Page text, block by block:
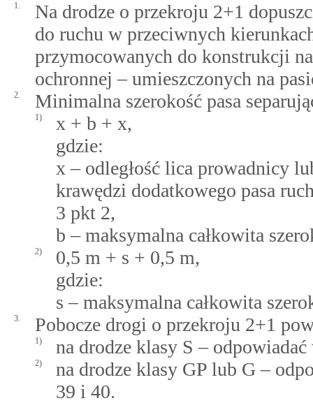
1.
Na drodze o przekroju 2+1
do ruchu w przeciwnych
przymocowanych do konstrukcji
ochronnej – umieszczonych na
2. Minimalna szerokość pasa
1)
x + b + x,
gdzie:
x – odległość lica prowadnicy
krawędzi dodatkowego pasa
3 pkt 2,
b – maksymalna całkowita
2)
0,5 m + s + 0,5 m,
gdzie:
s – maksymalna całkowita
3. Pobocze drogi o przekroju 2+1
1) na drodze klasy S –
2)
na drodze klasy GP lub G –
39 i 40.